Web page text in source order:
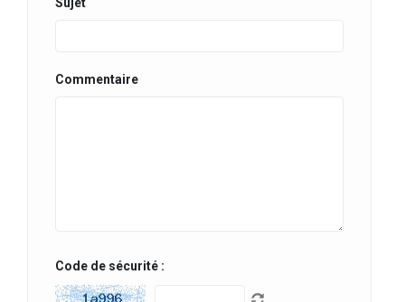
Commentaire
Code de sécurité :